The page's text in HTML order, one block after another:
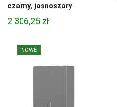
czarny, jasnoszary
2 306,25 zł
NOWE